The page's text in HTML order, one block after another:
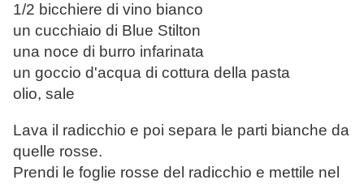
1/2 bicchiere di vino bianco
un cucchiaio di Blue Stilton
una noce di burro infarinata
un goccio d'acqua di cottura della pasta
olio, sale
Lava il radicchio e poi separa le parti bianche da
quelle rosse.
Prendi le foglie rosse del radicchio e mettile nel